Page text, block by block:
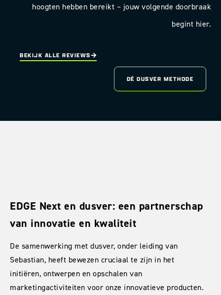
hoogten hebben bereikt – jouw volgende doorbraak
begint hier.
DÉ DUSVER METHODE
BEKIJK ALLE REVIEWS
EDGE Next en dusver: een partnerschap
van innovatie en kwaliteit
De samenwerking met dusver, onder leiding van
Sebastian, heeft bewezen cruciaal te zijn in het
initiëren, ontwerpen en opschalen van
marketingactiviteiten voor onze innovatieve producten.